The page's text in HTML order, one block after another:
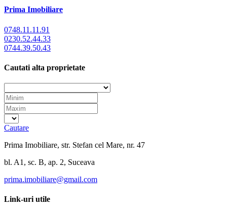
Prima Imobiliare
0748.11.11.91
0230.52.44.33
0744.39.50.43
Cautati alta proprietate
Cautare
Prima Imobiliare, str. Stefan cel Mare, nr. 47
bl. A1, sc. B, ap. 2, Suceava
prima.imobiliare@gmail.com
Link-uri utile